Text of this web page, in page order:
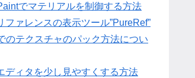
でマテリアルを制御する方法
ファレンスの表示ツール”PureRef”
のテクスチャのパック方法につい
ディタを少し見やすくする方法